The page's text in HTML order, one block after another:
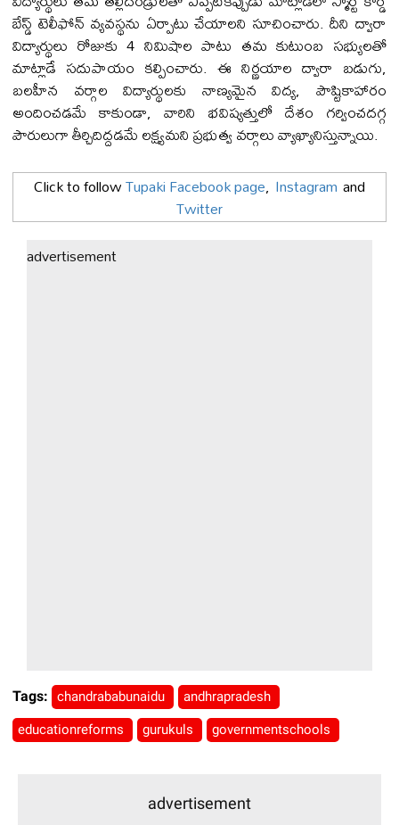
బేస్డ్ టెలీఫోన్ వ్యవస్థను ఏర్పాటు చేయాలని సూచించారు. దీని ద్వారా
విద్యార్థులు రోజుకు 4 నిమిషాల పాటు తమ కుటుంబ సభ్యులతో
మాట్లాడే సదుపాయం కల్పించారు. ఈ నిర్ణయాల ద్వారా బడుగు,
బలహీన వర్గాల విద్యార్థులకు నాణ్యమైన విద్య, పౌష్టికాహారం
అందించడమే కాకుండా, వారిని భవిష్యత్తులో దేశం గర్వించదగ్గ
పౌరులుగా తీర్చిదిద్దడమే లక్ష్యమని ప్రభుత్వ వర్గాలు వ్యాఖ్యానిస్తున్నాయి.
Click to followTupaki Facebook page, Instagram and
Twitter
advertisement
Tags: chandrababunaidu andhrapradesh
educationreforms gurukuls governmentschools
advertisement